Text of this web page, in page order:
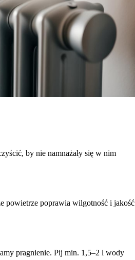
by nie namnażały się w nim
powietrze poprawia wilgotność i jakość
pragnienie. Pij min. 1,5–2 l wody